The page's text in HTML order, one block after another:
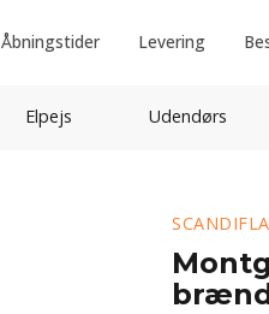
Åbningstider Levering
Elpejs Udendørs